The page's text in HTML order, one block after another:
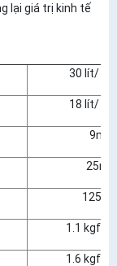
lại giá trị kinh tế
30 lít/
18 lít/
9m
25m
125 W
1.1 kgf/
1.6 kgf/